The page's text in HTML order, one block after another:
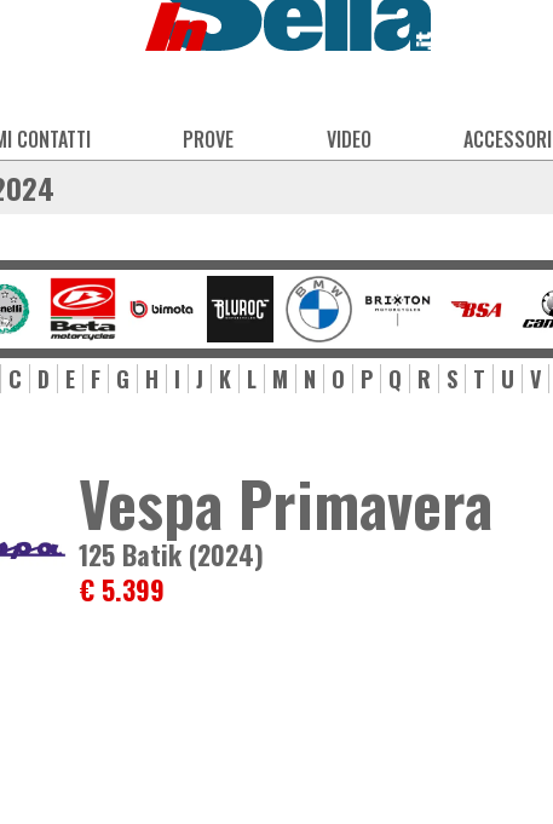
CONTATTI PROVE VIDEO ACCESSORI
C D E F G H I J K L M N O P Q R S T U V
Vespa Primavera
125 Batik (2024)
€ 5.399